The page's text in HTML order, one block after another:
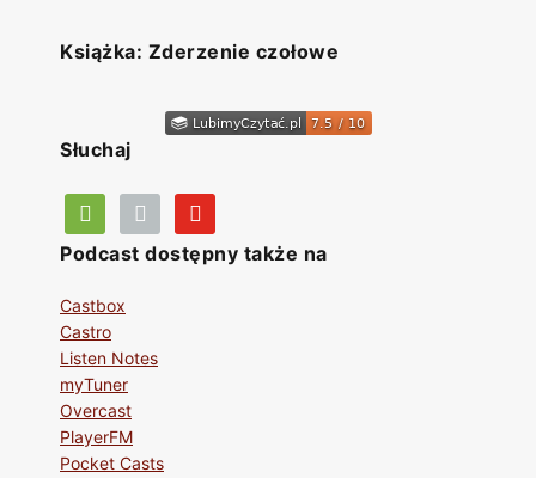
Książka: Zderzenie czołowe
Słuchaj
Podcast dostępny także na
Castbox
Castro
Listen Notes
myTuner
Overcast
PlayerFM
Pocket Casts